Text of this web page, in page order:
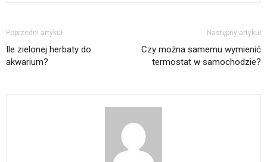
Poprzedni artykuł
Ile zielonej herbaty do
akwarium?
Następny artykuł
Czy można samemu wymienić
termostat w samochodzie?